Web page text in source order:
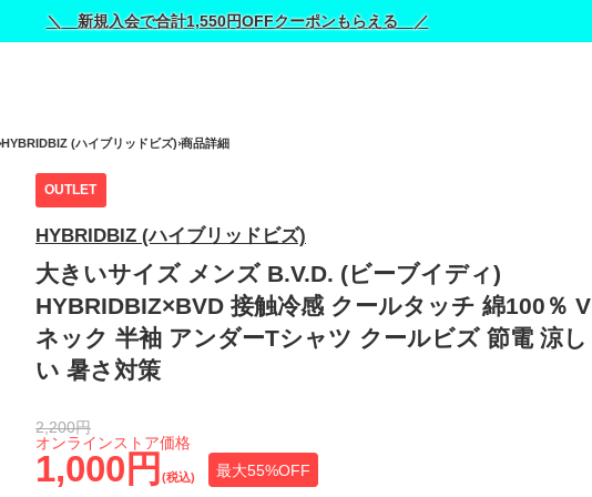
＼ 新規入会で合計1,550円OFFクーポンもらえる ／
HYBRIDBIZ (ハイブリッドビズ) 商品詳細
OUTLET
HYBRIDBIZ (ハイブリッドビズ)
大きいサイズ メンズ B.V.D. (ビーブイディ)
HYBRIDBIZ×BVD 接触冷感 クールタッチ 綿100％ V
ネック 半袖 アンダーTシャツ クールビズ 節電 涼し
い 暑さ対策
1,000円 (税込) 最大55%OFF
オンラインストア価格
2,200円